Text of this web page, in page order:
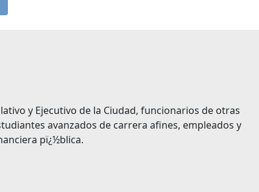
y Ejecutivo de la Ciudad, funcionarios de otras
avanzados de carrera afines, empleados y
pï¿½blica.